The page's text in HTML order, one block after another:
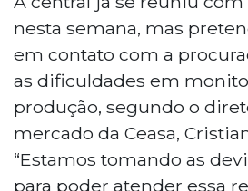
nesta semana, mas
em contato com a
as dificuldades em
produção, segundo o
mercado da Ceasa,
“Estamos tomando as
para poder atender essa